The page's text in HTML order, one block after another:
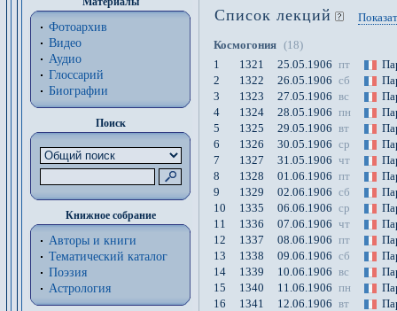
Фотоархив
Видео
Аудио
Глоссарий
Биографии
Поиск
Книжное собрание
Авторы и книги
Тематический каталог
Поэзия
Астрология
Список лекций
Космогония (18)
1
1321 25.05.1906 пт
2
1322 26.05.1906 сб
3
1323 27.05.1906 вс
4
1324 28.05.1906 пн
5
1325 29.05.1906 вт
6
1326 30.05.1906 ср
7
1327 31.05.1906 чт
8
1328 01.06.1906 пт
9
1329 02.06.1906 сб
10
1335 06.06.1906 ср
11
1336 07.06.1906 чт
12
1337 08.06.1906 пт
13
1338 09.06.1906 сб
14
1339 10.06.1906 вс
15
1340 11.06.1906 пн
16
1341 12.06.1906 вт